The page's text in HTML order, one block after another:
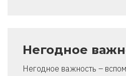
Негодное
Негодное важность –